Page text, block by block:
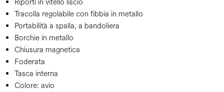
Riporti in vitello liscio
Tracolla regolabile con fibbia in metallo
Portabilità a spalla, a bandoliera
Borchie in metallo
Chiusura magnetica
Foderata
Tasca interna
Colore: avio